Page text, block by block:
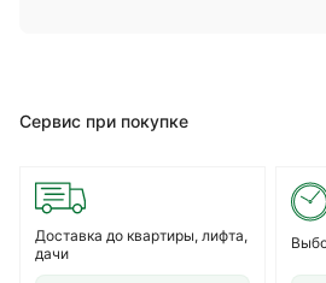
Сервис при покупке
Доставка до квартиры, лифта,
дачи